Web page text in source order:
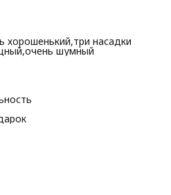
хорошенький,три насадки
шумный